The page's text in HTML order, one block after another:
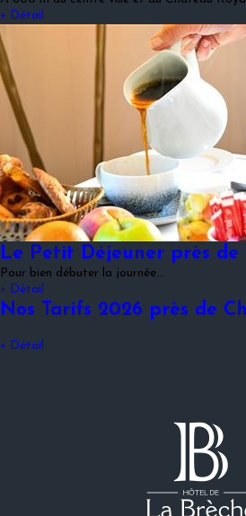
+ Détail
Le Petit Déjeuner près de
Pour bien débuter la journée...
+ Détail
Nos Tarifs 2026 près de
+ Détail